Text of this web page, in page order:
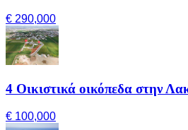
€ 290,000
4 Οικιστικά οικόπεδα στην
€ 100,000